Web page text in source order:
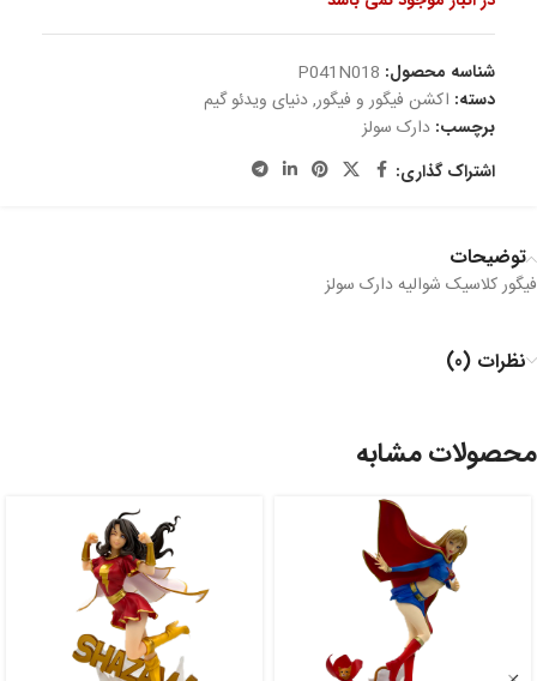
شناسه محصول: P041N018
دسته: اکشن فیگور و فیگور,دنیای ویدئو گیم
برچسب: دارک سولز
اشتراک گذاری:
توضیحات
فیگور کلاسیک شوالیه دارک سولز
نظرات (0)
محصولات مشابه